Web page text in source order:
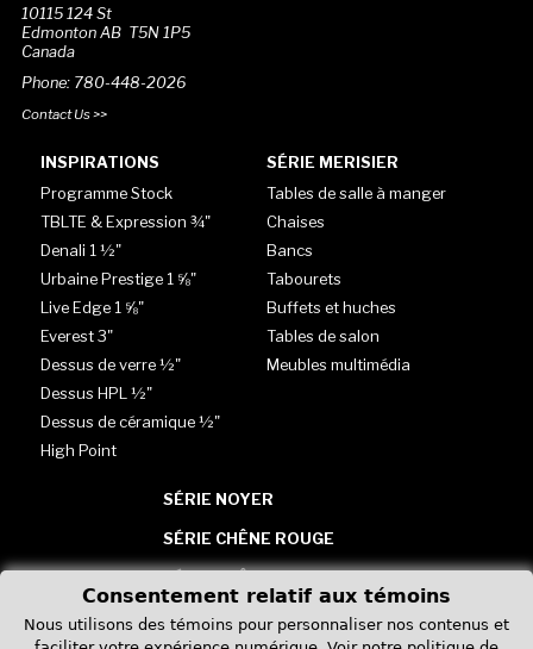
10115 124 St
Edmonton AB T5N 1P5
Canada
Phone: 780-448-2026
Contact Us >>
INSPIRATIONS
Programme Stock
TBLTE & Expression ¾"
Denali 1 ½"
Urbaine Prestige 1 ⅝"
Live Edge 1 ⅝"
Everest 3"
Dessus de verre ½"
Dessus HPL ½"
Dessus de céramique ½"
High Point
SÉRIE MERISIER
Tables de salle à manger
Chaises
Bancs
Tabourets
Buffets et huches
Tables de salon
Meubles multimédia
SÉRIE NOYER
SÉRIE CHÊNE ROUGE
SÉRIE CHÊNE BLANC
TABLES - VERRE, HPL &
CÉRAMIQUE
Consentement relatif aux témoins
Nous utilisons des témoins pour personnaliser nos contenus et